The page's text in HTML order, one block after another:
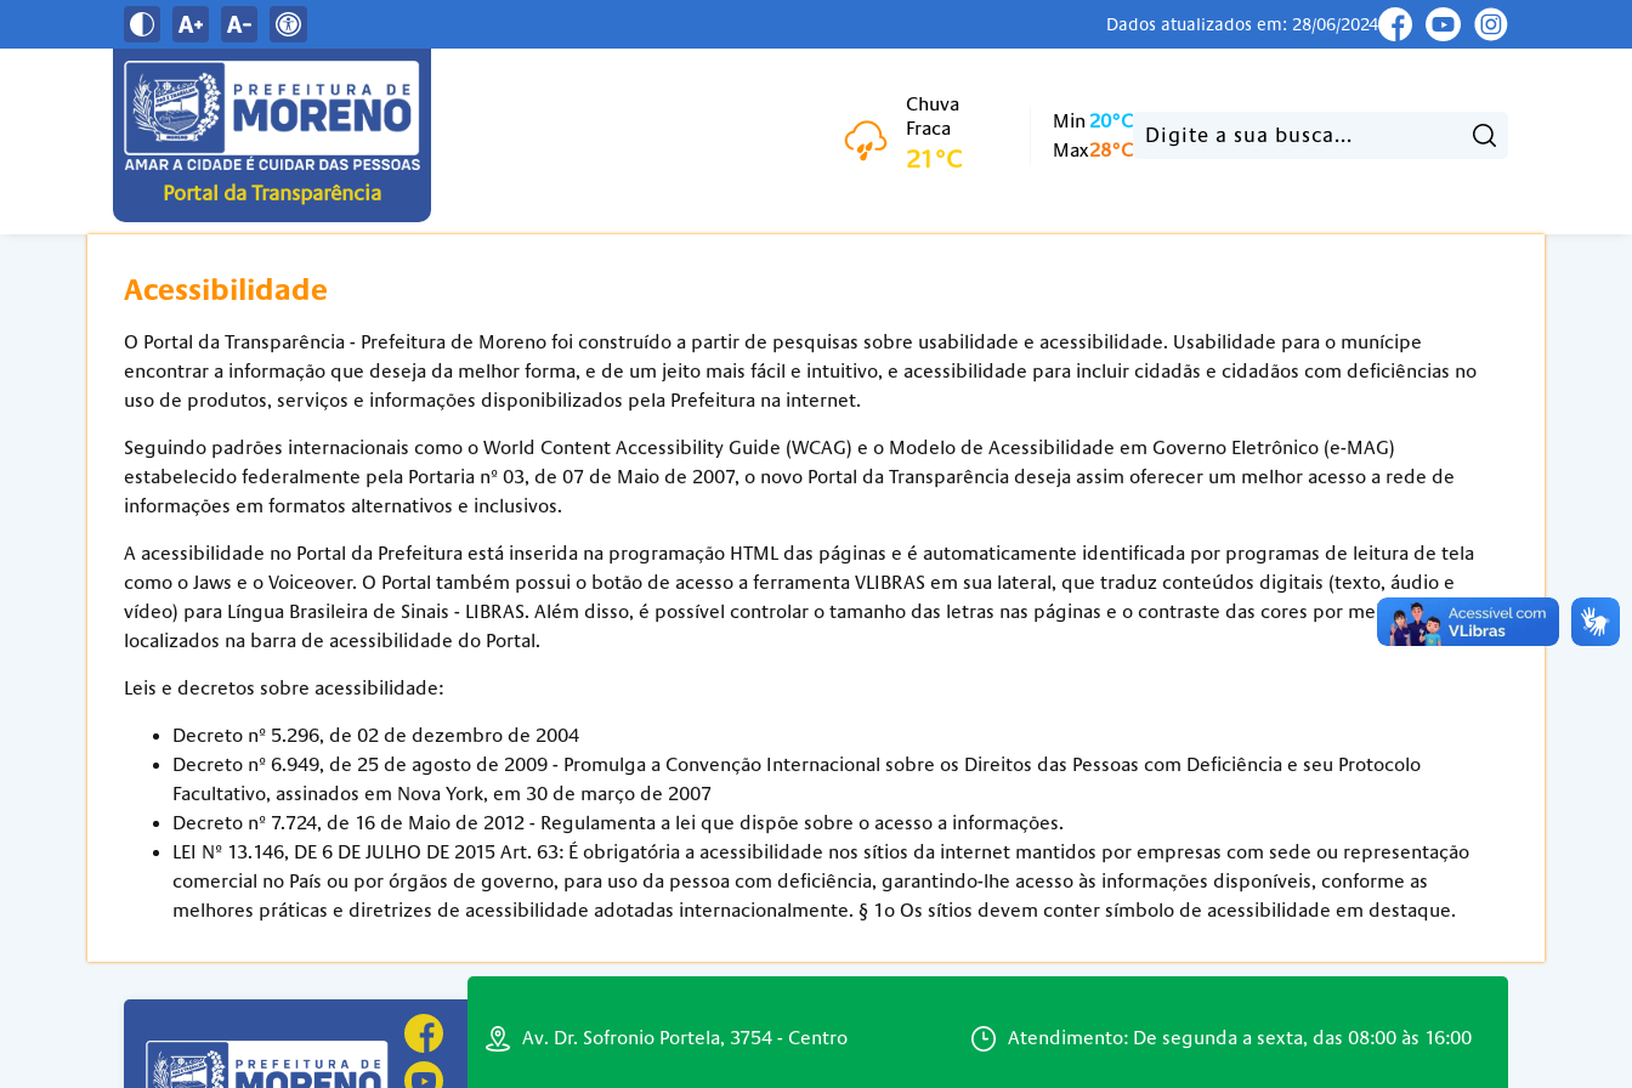
Dados atualizados em: 28/06/2024
Portal da Transparência
Chuva
Fraca
21°C
Min 20°C
Max28°C
Pesquisar:
Acessibilidade
O Portal da Transparência - Prefeitura de Moreno foi construído a partir de pesquisas sobre usabilidade e acessibilidade. Usabilidade para o munícipe
encontrar a informação que deseja da melhor forma, e de um jeito mais fácil e intuitivo, e acessibilidade para incluir cidadãs e cidadãos com deficiências no
uso de produtos, serviços e informações disponibilizados pela Prefeitura na internet.
Seguindo padrões internacionais como o World Content Accessibility Guide (WCAG) e o Modelo de Acessibilidade em Governo Eletrônico (e-MAG)
estabelecido federalmente pela Portaria nº 03, de 07 de Maio de 2007, o novo Portal da Transparência deseja assim oferecer um melhor acesso a rede de
informações em formatos alternativos e inclusivos.
A acessibilidade no Portal da Prefeitura está inserida na programação HTML das páginas e é automaticamente identificada por programas de leitura de tela
como o Jaws e o Voiceover. O Portal também possui o botão de acesso a ferramenta VLIBRAS em sua lateral, que traduz conteúdos digitais (texto, áudio e
vídeo) para Língua Brasileira de Sinais - LIBRAS. Além disso, é possível controlar o tamanho das letras nas páginas e o contraste das cores por meio de botões
localizados na barra de acessibilidade do Portal.
Leis e decretos sobre acessibilidade:
Decreto nº 5.296, de 02 de dezembro de 2004
Decreto nº 6.949, de 25 de agosto de 2009 - Promulga a Convenção Internacional sobre os Direitos das Pessoas com Deficiência e seu Protocolo
Facultativo, assinados em Nova York, em 30 de março de 2007
Decreto nº 7.724, de 16 de Maio de 2012 - Regulamenta a lei que dispõe sobre o acesso a informações.
LEI Nº 13.146, DE 6 DE JULHO DE 2015 Art. 63: É obrigatória a acessibilidade nos sítios da internet mantidos por empresas com sede ou representação
comercial no País ou por órgãos de governo, para uso da pessoa com deficiência, garantindo-lhe acesso às informações disponíveis, conforme as
melhores práticas e diretrizes de acessibilidade adotadas internacionalmente. § 1o Os sítios devem conter símbolo de acessibilidade em destaque.
Av. Dr. Sofronio Portela, 3754 - Centro Atendimento: De segunda a sexta, das 08:00 às 16:00